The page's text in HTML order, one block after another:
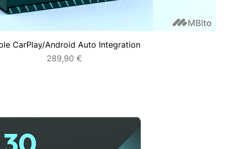
CarPlay/Android Auto Integration
Prezzo
289,90 €